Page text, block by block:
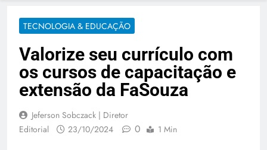
TECNOLOGIA & EDUCAÇÃO
Valorize seu currículo com
os cursos de capacitação e
extensão da FaSouza
Jeferson Sobczack | Diretor
Editorial
23/10/2024 0 1 Min